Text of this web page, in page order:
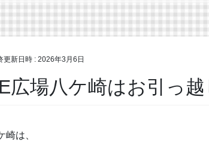
更新日時 : 2026年3月6日
広場八ケ崎はお引っ越
崎は、